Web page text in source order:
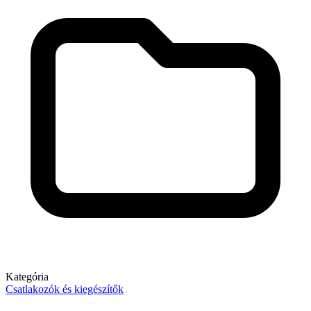
Kategória
Csatlakozók és kiegészítők